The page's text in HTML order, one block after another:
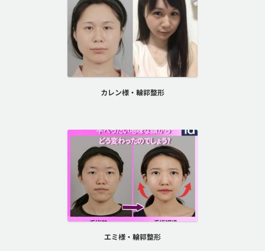
カレン様・輪郭整形
エミ様・輪郭整形